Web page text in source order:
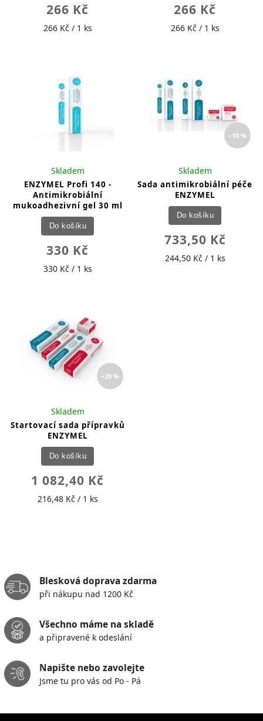
266 Kč
266 Kč / 1 ks
266 Kč
266 Kč / 1 ks
ENZYMEL Profi 140 -
Antimikrobiální
mukoadhezivní gel 30 ml
Skladem
330 Kč
330 Kč / 1 ks
Do košíku
–10 %
Sada antimikrobiální péče
ENZYMEL
Skladem
733,50 Kč
244,50 Kč / 1 ks
Do košíku
–20 %
Startovací sada přípravků
ENZYMEL
Skladem
1 082,40 Kč
216,48 Kč / 1 ks
Do košíku
Blesková doprava zdarma
při nákupu nad 1200 Kč
Všechno máme na skladě
a připravené k odeslání
Napište nebo zavolejte
Jsme tu pro vás od Po - Pá